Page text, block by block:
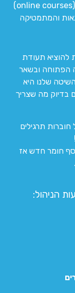
המרכז המוביל והמקצועי לקורסים דיגיטליים (online courses)
והמתמטיקה
להוציא תעודת
הפתוחה ובשאר
שלנו היא
בדיוק מה שצריך
תרגילים
חומר חדש אז
הניהול: